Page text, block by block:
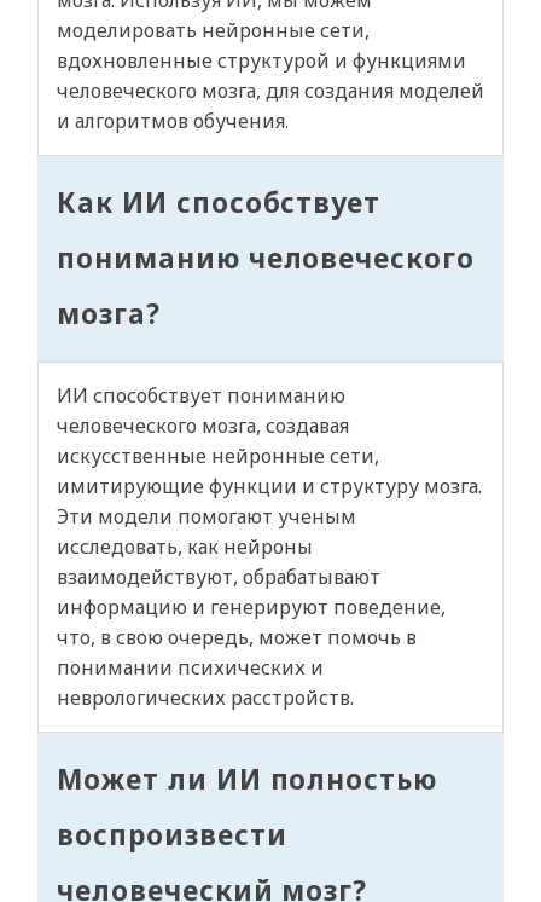
моделировать нейронные сети,
вдохновленные структурой и функциями
человеческого мозга, для создания моделей
и алгоритмов обучения.
Как ИИ способствует
пониманию человеческого
мозга?
ИИ способствует пониманию
человеческого мозга, создавая
искусственные нейронные сети,
имитирующие функции и структуру мозга.
Эти модели помогают ученым
исследовать, как нейроны
взаимодействуют, обрабатывают
информацию и генерируют поведение,
что, в свою очередь, может помочь в
понимании психических и
неврологических расстройств.
Может ли ИИ полностью
воспроизвести
человеческий мозг?